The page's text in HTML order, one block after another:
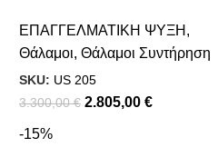
ΕΠΑΓΓΕΛΜΑΤΙΚΗ ΨΥΞΗ ,
Θάλαμοι, Θάλαμοι Συντήρηση
SKU: US 205
3.300,00€ 2.805,00 €
-15%